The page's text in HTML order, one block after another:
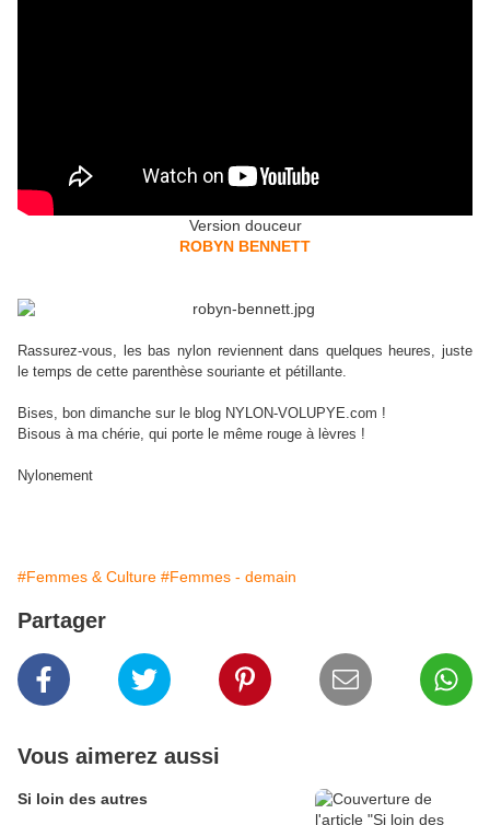
Version douceur
ROBYN BENNETT
Rassurez-vous, les bas nylon reviennent dans quelques heures, juste
le temps de cette parenthèse souriante et pétillante.
Bises, bon dimanche sur le blog NYLON-VOLUPYE.com !
Bisous à ma chérie, qui porte le même rouge à lèvres !
Nylonement
#Femmes & Culture #Femmes - demain
Partager
Vous aimerez aussi
Si loin des autres